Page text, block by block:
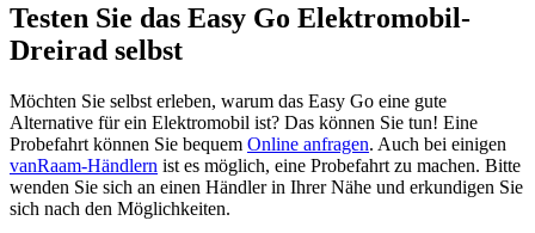
Testen Sie das Easy Go Elektromobil-
Dreirad selbst
Möchten Sie selbst erleben, warum das Easy Go eine gute
Alternative für ein Elektromobil ist? Das können Sie tun! Eine
Probefahrt können Sie bequem Online anfragen. Auch bei einigen
vanRaam-Händlern ist es möglich, eine Probefahrt zu machen. Bitte
wenden Sie sich an einen Händler in Ihrer Nähe und erkundigen Sie
sich nach den Möglichkeiten.